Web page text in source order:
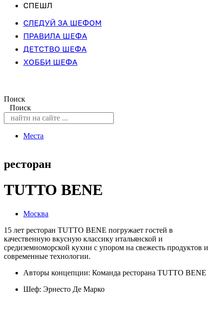
СПЕШЛ
СЛЕДУЙ ЗА ШЕФОМ
ПРАВИЛА ШЕФА
ДЕТСТВО ШЕФА
ХОББИ ШЕФА
Поиск
Поиск
Места
ресторан
TUTTO BENE
Москва
15 лет ресторан TUTTO BENE погружает гостей в
качественную вкусную классику итальянской и
средиземноморской кухни с упором на свежесть продуктов и
современные технологии.
Авторы концепции: Команда ресторана TUTTO BENE
Шеф: Эрнесто Де Марко